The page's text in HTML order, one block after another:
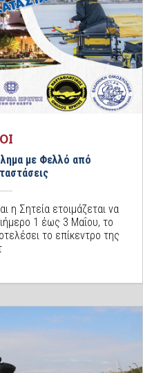
με Φελλό από
η Σητεία ετοιμάζεται να
1 έως 3 Μαΐου, το
το επίκεντρο της